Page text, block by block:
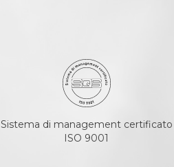
Sistema di management certificato
ISO 9001